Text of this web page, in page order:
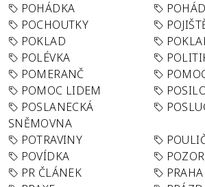
POHÁDKA
POCHOUTKY
POKLAD
POLÉVKA
POMERANČ
POMOC LIDEM
POSLANECKÁ
SNĚMOVNA
POTRAVINY
POVÍDKA
PR ČLÁNEK
PRAHA